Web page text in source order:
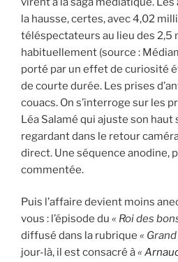
la hausse, certes, avec 4,02
téléspectateurs au lieu des 2,5
habituellement (source :
porté par un effet de curiosité
de courte durée. Les prises
couacs. On s’interroge sur les
Léa Salamé qui ajuste son haut
regardant dans le retour
direct. Une séquence anodine,
commentée.
Puis l’affaire devient moins
vous : l’épisode du « Roi des
diffusé dans la rubrique «
jour-là, il est consacré à«